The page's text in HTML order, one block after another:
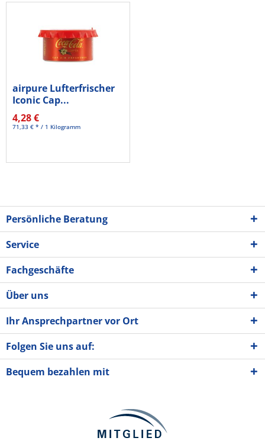
airpure Lufterfrischer
Iconic Cap...
4,28 €
71,33 € * / 1 Kilogramm
Persönliche Beratung
Service
Fachgeschäfte
Über uns
Ihr Ansprechpartner vor Ort
Folgen Sie uns auf:
Bequem bezahlen mit